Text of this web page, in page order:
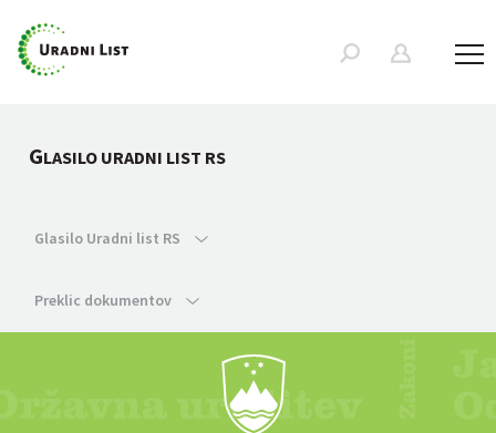
GLASILO URADNI LIST RS
Glasilo Uradni list RS
Preklic dokumentov